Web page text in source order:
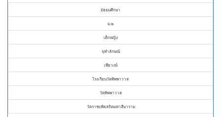
มัธยมศึกษา
ม.๒
เด็กหญิง
จุฬาลักษณ์
เพียวงษ์
โรงเรียนวัดทิพพาวาส
วัดทิพพาวาส
วัดราชบพิธสถิตมหาสีมาราม